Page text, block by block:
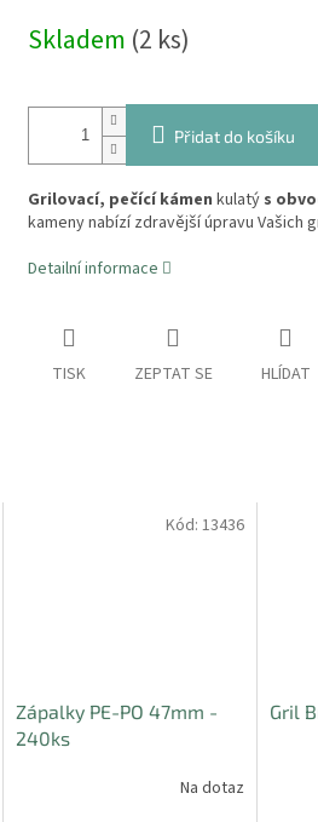
cena:
Skladem (2 ks)
Přidat do košíku
Grilovací, pečící kámen kulatý s
kameny nabízí zdravější úpravu Vašich
Detailní informace
TISK ZEPTAT SE HLÍDAT
Zápalky PE-PO 47mm -
240ks
Na dotaz
Kód:13436
Gril